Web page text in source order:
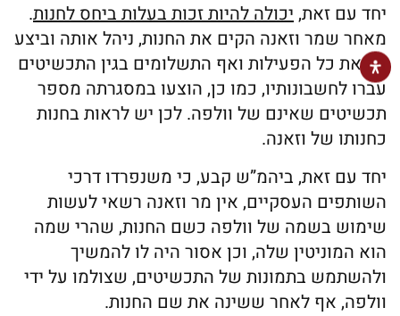
יחד עם זאת,יכולה להיות זכות בעלות ביחס לחנות.
מאחר שמר וזאנה הקים את החנות, ניהל אותה וביצע
בה את כל הפעילות ואף התשלומים בגין התכשיטים
עברו לחשבונותיו, כמו כן, הוצעו במסגרתה מספר
תכשיטים שאינם של וולפה. לכן יש לראות בחנות
כחנותו של וזאנה.
יחד עם זאת, ביהמ”ש קבע, כי משנפרדו דרכי
השותפים העסקיים, אין מר וזאנה רשאי לעשות
שימוש בשמה של וולפה כשם החנות, שהרי שמה
הוא המוניטין שלה, וכן אסור היה לו להמשיך
ולהשתמש בתמונות של התכשיטים, שצולמו על ידי
וולפה, אף לאחר ששינה את שם החנות.